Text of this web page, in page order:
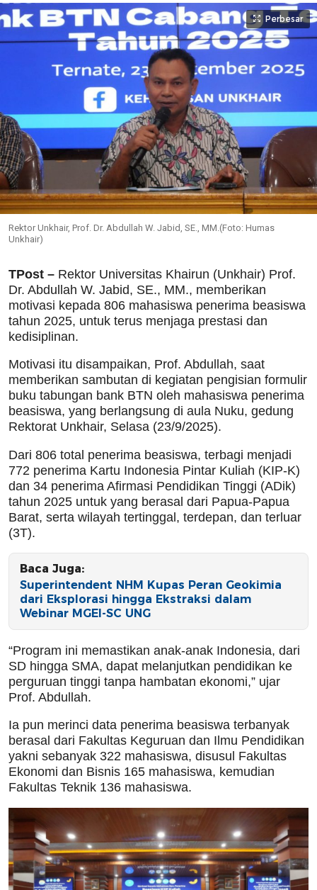
Perbesar
Rektor Unkhair, Prof. Dr. Abdullah W. Jabid, SE., MM.(Foto: Humas
Unkhair)
TPost – Rektor Universitas Khairun (Unkhair) Prof.
Dr. Abdullah W. Jabid, SE., MM., memberikan
motivasi kepada 806 mahasiswa penerima beasiswa
tahun 2025, untuk terus menjaga prestasi dan
kedisiplinan.
Motivasi itu disampaikan, Prof. Abdullah, saat
memberikan sambutan di kegiatan pengisian formulir
buku tabungan bank BTN oleh mahasiswa penerima
beasiswa, yang berlangsung di aula Nuku, gedung
Rektorat Unkhair, Selasa (23/9/2025).
Dari 806 total penerima beasiswa, terbagi menjadi
772 penerima Kartu Indonesia Pintar Kuliah (KIP-K)
dan 34 penerima Afirmasi Pendidikan Tinggi (ADik)
tahun 2025 untuk yang berasal dari Papua-Papua
Barat, serta wilayah tertinggal, terdepan, dan terluar
(3T).
Baca Juga:
Superintendent NHM Kupas Peran Geokimia
dari Eksplorasi hingga Ekstraksi dalam
Webinar MGEI-SC UNG
“Program ini memastikan anak-anak Indonesia, dari
SD hingga SMA, dapat melanjutkan pendidikan ke
perguruan tinggi tanpa hambatan ekonomi,” ujar
Prof. Abdullah.
Ia pun merinci data penerima beasiswa terbanyak
berasal dari Fakultas Keguruan dan Ilmu Pendidikan
yakni sebanyak 322 mahasiswa, disusul Fakultas
Ekonomi dan Bisnis 165 mahasiswa, kemudian
Fakultas Teknik 136 mahasiswa.